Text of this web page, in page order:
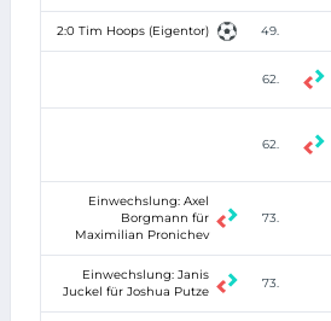
2:0 Tim Hoops (Eigentor) 49.
62.
62.
Einwechslung: Axel
Borgmann für
Maximilian Pronichev
73.
Einwechslung: Janis
Juckel für Joshua Putze
73.